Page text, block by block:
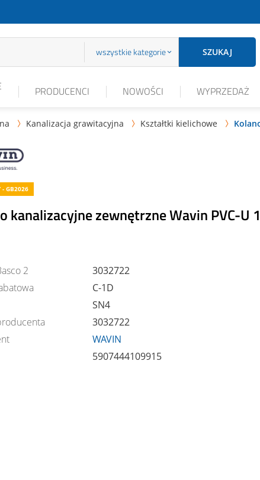
wszystkie kategorie SZUKAJ
PRODUCENCI NOWOŚCI WYPRZEDAŻ
 Kanalizacja grawitacyjna  Kształtki kielichowe 
- GB2026
kanalizacyjne zewnętrzne Wavin PVC-U
2
3032722
C-1D
SN4
3032722
WAVIN
5907444109915